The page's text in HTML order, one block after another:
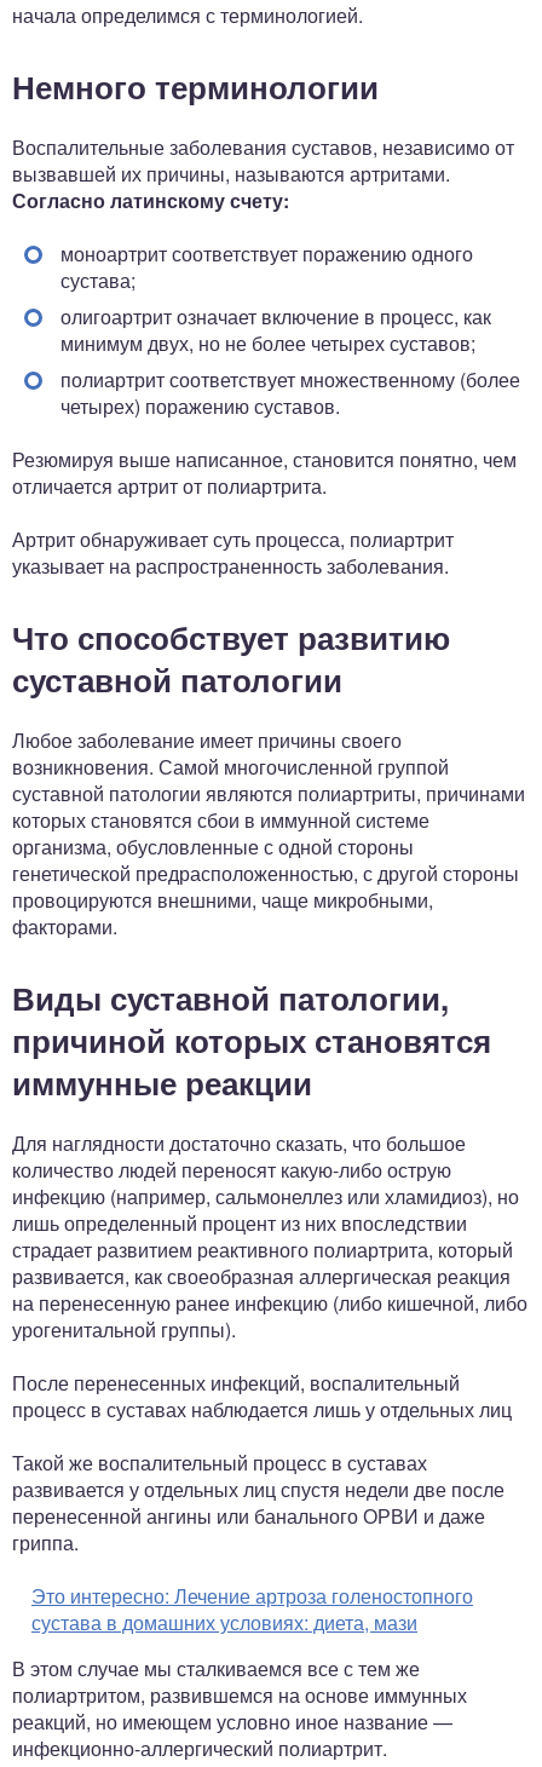
начала определимся с терминологией.
Немного терминологии
Воспалительные заболевания суставов, независимо от
вызвавшей их причины, называются артритами.
Согласно латинскому счету:
моноартрит соответствует поражению одного
сустава;
олигоартрит означает включение в процесс, как
минимум двух, но не более четырех суставов;
полиартрит соответствует множественному (более
четырех) поражению суставов.
Резюмируя выше написанное, становится понятно, чем
отличается артрит от полиартрита.
Артрит обнаруживает суть процесса, полиартрит
указывает на распространенность заболевания.
Что способствует развитию
суставной патологии
Любое заболевание имеет причины своего
возникновения. Самой многочисленной группой
суставной патологии являются полиартриты, причинами
которых становятся сбои в иммунной системе
организма, обусловленные с одной стороны
генетической предрасположенностью, с другой стороны
провоцируются внешними, чаще микробными,
факторами.
Виды суставной патологии,
причиной которых становятся
иммунные реакции
Для наглядности достаточно сказать, что большое
количество людей переносят какую-либо острую
инфекцию (например, сальмонеллез или хламидиоз), но
лишь определенный процент из них впоследствии
страдает развитием реактивного полиартрита, который
развивается, как своеобразная аллергическая реакция
на перенесенную ранее инфекцию (либо кишечной, либо
урогенитальной группы).
После перенесенных инфекций, воспалительный
процесс в суставах наблюдается лишь у отдельных лиц
Такой же воспалительный процесс в суставах
развивается у отдельных лиц спустя недели две после
перенесенной ангины или банального ОРВИ и даже
гриппа.
Это интересно: Лечение артроза голеностопного
сустава в домашних условиях: диета, мази
В этом случае мы сталкиваемся все с тем же
полиартритом, развившемся на основе иммунных
реакций, но имеющем условно иное название —
инфекционно-аллергический полиартрит.